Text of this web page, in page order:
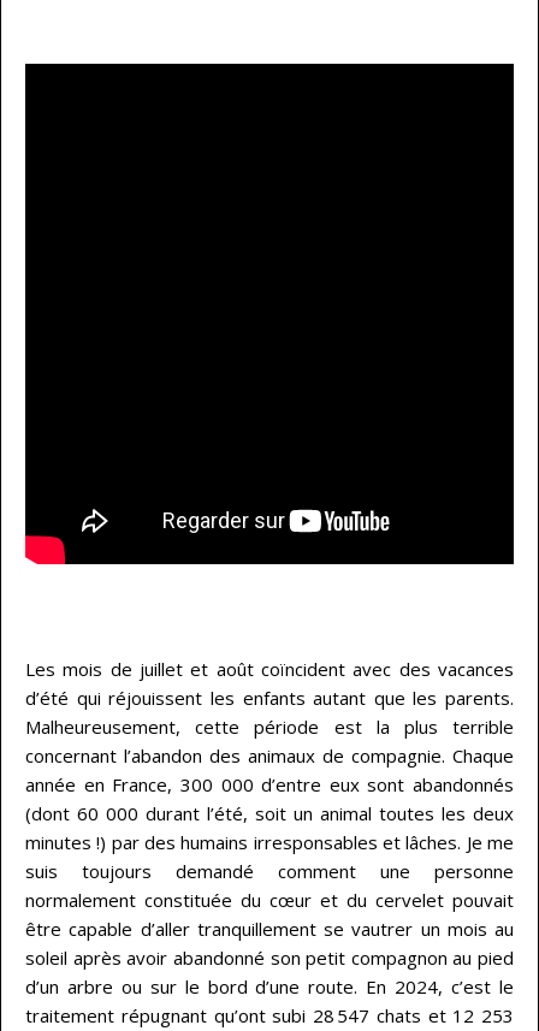
Les mois de juillet et août coïncident avec des vacances
d’été qui réjouissent les enfants autant que les parents.
Malheureusement, cette période est la plus terrible
concernant l’abandon des animaux de compagnie. Chaque
année en France, 300 000 d’entre eux sont abandonnés
(dont 60 000 durant l’été, soit un animal toutes les deux
minutes !) par des humains irresponsables et lâches. Je me
suis toujours demandé comment une personne
normalement constituée du cœur et du cervelet pouvait
être capable d’aller tranquillement se vautrer un mois au
soleil après avoir abandonné son petit compagnon au pied
d’un arbre ou sur le bord d’une route. En 2024, c’est le
traitement répugnant qu’ont subi 28 547 chats et 12 253